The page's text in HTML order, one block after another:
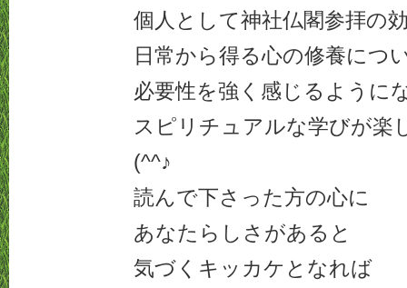
個人として神社仏閣参拝の
日常から得る心の修養につ
必要性を強く感じるように
スピリチュアルな学びが楽
(^^♪
読んで下さった方の心に
あなたらしさがあると
気づくキッカケとなれば